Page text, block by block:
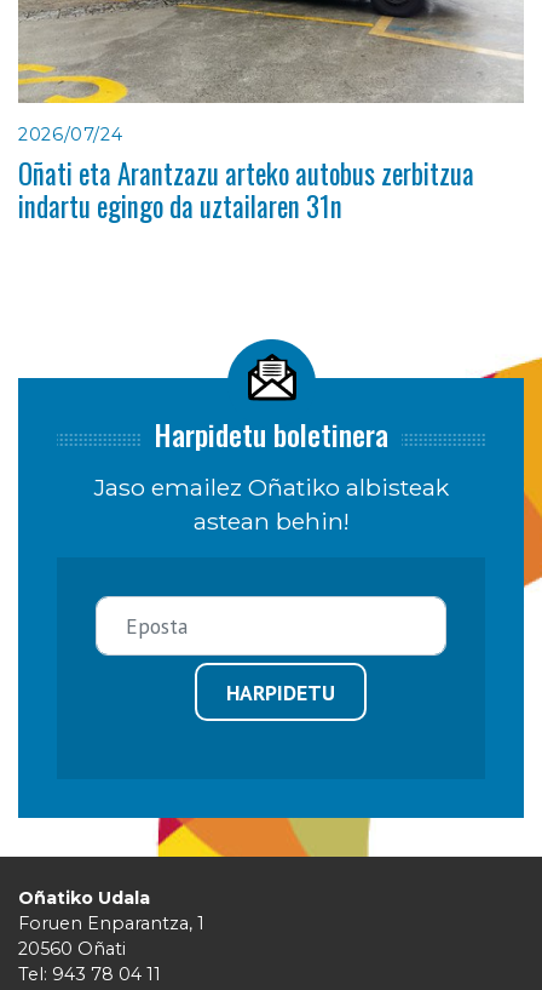
2026/07/24
Oñati eta Arantzazu arteko autobus zerbitzua
indartu egingo da uztailaren 31n
Harpidetu boletinera
Jaso emailez Oñatiko albisteak
astean behin!
HARPIDETU
Oñatiko Udala
Foruen Enparantza, 1
20560 Oñati
Tel: 943 78 04 11